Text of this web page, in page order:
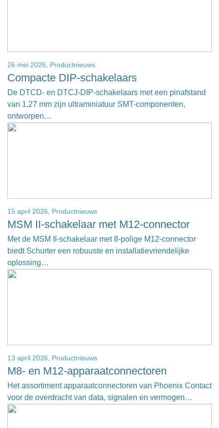
26 mei 2026, Productnieuws
Compacte DIP-schakelaars
De DTCD- en DTCJ-DIP-schakelaars met een pinafstand
van 1,27 mm zijn ultraminiatuur SMT-componenten,
ontworpen…
15 april 2026, Productnieuws
MSM II-schakelaar met M12-connector
Met de MSM II-schakelaar met 8-polige M12-connector
biedt Schurter een robuuste en installatievriendelijke
oplossing…
13 april 2026, Productnieuws
M8- en M12-apparaatconnectoren
Het assortiment apparaatconnectoren van Phoenix Contact
voor de overdracht van data, signalen en vermogen…